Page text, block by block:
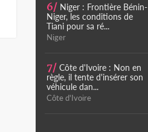
6/ Niger : Frontière Bénin-
Niger, les conditions de
Tiani pour sa ré...
Niger
7/ Côte d'Ivoire : Non en
règle, il tente d'insérer son
véhicule dan...
Côte d'Ivoire